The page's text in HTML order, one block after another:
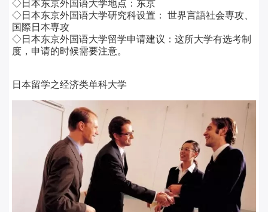
◇日本东京外国语大学研究科设置： 世界言語社会専攻、
国際日本専攻
◇日本东京外国语大学留学申请建议： 这所大学有选考制
度，申请的时候需要注意。
日本留学之经济类单科大学